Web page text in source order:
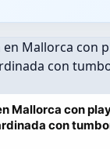
Mallorca con
con